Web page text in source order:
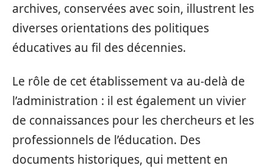
archives, conservées avec soin, illustrent les
diverses orientations des politiques
éducatives au fil des décennies.
Le rôle de cet établissement va au-delà de
l’administration : il est également un vivier
de connaissances pour les chercheurs et les
professionnels de l’éducation. Des
documents historiques, qui mettent en